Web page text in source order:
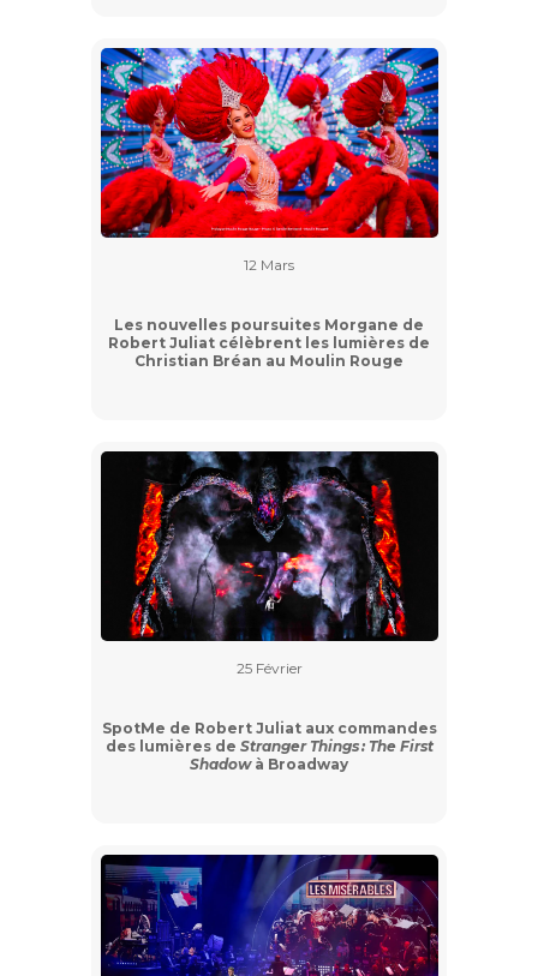
12 Mars
Les nouvelles poursuites Morgane de
Robert Juliat célèbrent les lumières de
Christian Bréan au Moulin Rouge
25 Février
SpotMe de Robert Juliat aux commandes
des lumières de Stranger Things : The First
Shadowà Broadway